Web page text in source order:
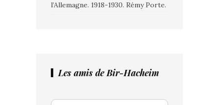
l’Allemagne. 1918-1930. Rémy Porte.
Les amis de Bir-Hacheim